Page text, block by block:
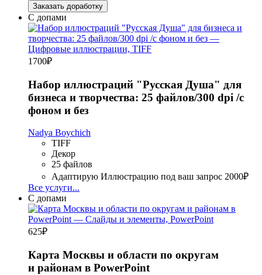
Заказать доработку
С допами
1700₽
Набор иллюстраций "Русская Душа" для
бизнеса и творчества: 25 файлов/300 dpi /с
фоном и без
Nadya Boychich
TIFF
Декор
25 файлов
Адаптирую Иллюстрацию под ваш запрос 2000₽
Все услуги...
С допами
625₽
Карта Москвы и области по округам
и районам в PowerPoint